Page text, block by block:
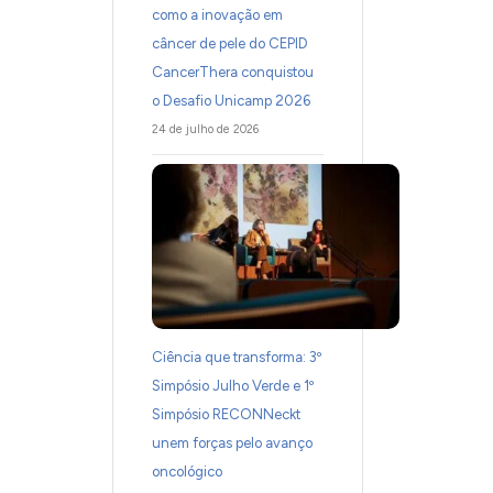
como a inovação em
câncer de pele do CEPID
CancerThera conquistou
o Desafio Unicamp 2026
24 de julho de 2026
Ciência que transforma: 3º
Simpósio Julho Verde e 1º
Simpósio RECONNeckt
unem forças pelo avanço
oncológico